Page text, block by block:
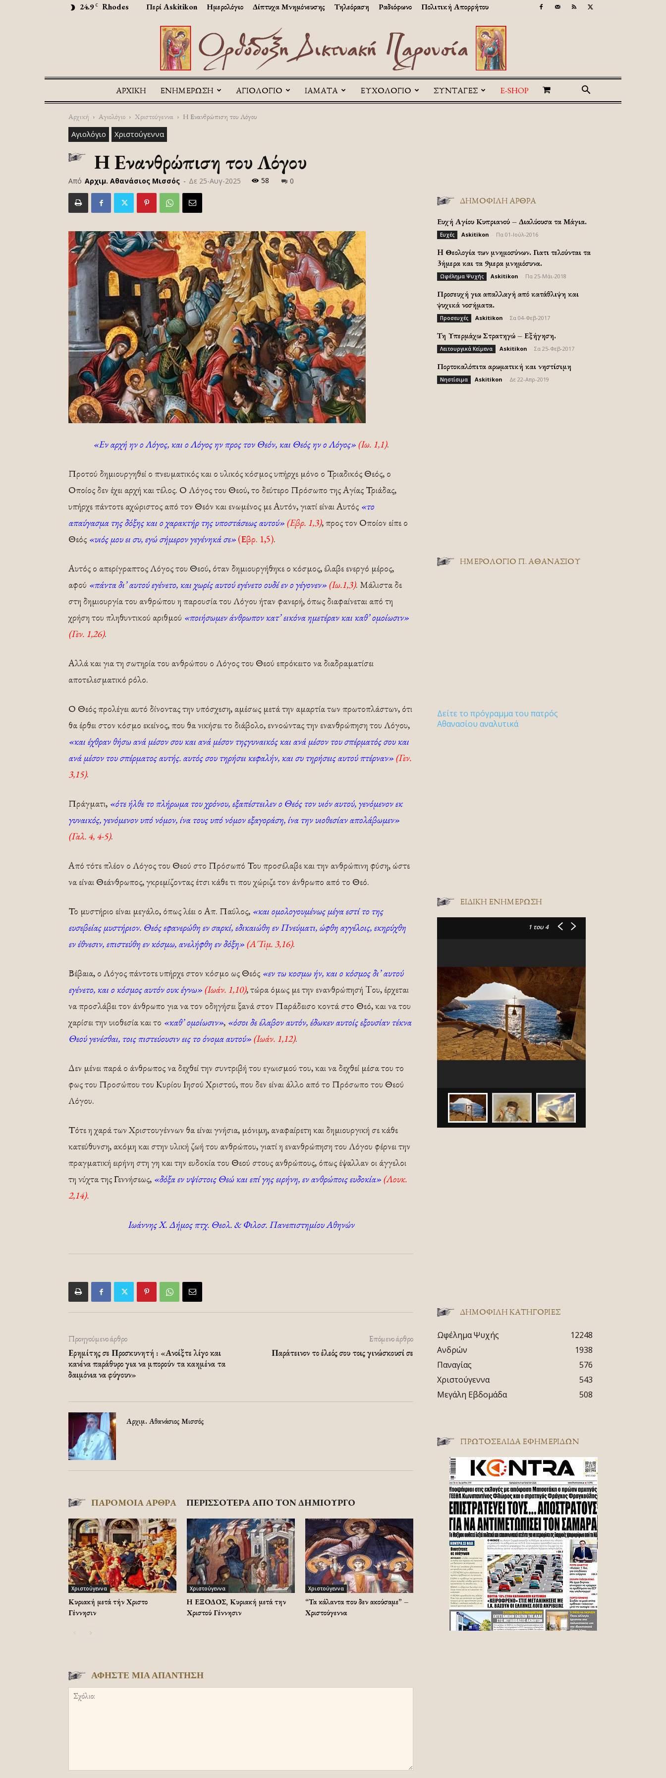
24.9 C Rhodes Περί Askitikon Ημερολόγιο Δίπτυχα Μνημόνευσης Τηλεόραση Ραδιόφωνο Πολιτική Απορρήτου
Askitikon
ΑΡΧΙΚΉ ΕΝΗΜΕΡΩΣΗ ΑΓΙΟΛΟΓΙΟ ΙΑΜΑΤΑ ΕΥΧΟΛΟΓΙΟ ΣΥΝΤΑΓΕΣ E-SHOP
Αρχική Αγιολόγιο Χριστούγεννα Η Ενανθρώπιση του Λόγου
Αγιολόγιο Χριστούγεννα
Η Ενανθρώπιση του Λόγου
Από Αρχιμ. Αθανάσιος Μισσός - Δε 25-Αυγ-2025 58 0
«Εν αρχή ην ο Λόγος, και ο Λόγος ην προς τον Θεόν, και Θεός ην ο Λόγος» (Ιω. 1,1).
Προτού δημιουργηθεί ο πνευματικός και ο υλικός κόσμος υπήρχε μόνο ο Τριαδικός Θεός, ο
Οποίος δεν έχει αρχή και τέλος. Ο Λόγος του Θεού, το δεύτερο Πρόσωπο της Αγίας Τριάδας,
υπήρχε πάντοτε αχώριστος από τον Θεόν και ενωμένος με Αυτόν, γιατί είναι Αυτός «το
απαύγασμα της δόξης και ο χαρακτήρ της υποστάσεως αυτού» (Εβρ. 1,3), προς τον Οποίον είπε ο
Θεός «υιός μου ει συ, εγώ σήμερον γεγένηκά σε» (Εβρ. 1,5).
Αυτός ο απερίγραπτος Λόγος του Θεού, όταν δημιουργήθηκε ο κόσμος, έλαβε ενεργό μέρος,
αφού «πάντα δι’ αυτού εγένετο, και χωρίς αυτού εγένετο ουδέ εν ο γέγονεν» (Ιω.1,3). Μάλιστα δε
στη δημιουργία του ανθρώπου η παρουσία του Λόγου ήταν φανερή, όπως διαφαίνεται από τη
χρήση του πληθυντικού αριθμού «ποιήσωμεν άνθρωπον κατ’ εικόνα ημετέραν και καθ’ ομοίωσιν»
(Γεν. 1,26).
Αλλά και για τη σωτηρία του ανθρώπου ο Λόγος του Θεού επρόκειτο να διαδραματίσει
αποτελεσματικό ρόλο.
Ο Θεός προλέγει αυτό δίνοντας την υπόσχεση, αμέσως μετά την αμαρτία των πρωτοπλάστων, ότι
θα έρθει στον κόσμο εκείνος, που θα νικήσει το διάβολο, εννοώντας την ενανθρώπηση του Λόγου,
«και έχθραν θήσω ανά μέσον σου και ανά μέσον τηςγυναικός και ανά μέσον του σπέρματός σου και
ανά μέσον του σπέρματος αυτής. αυτός σου τηρήσει κεφαλήν, και συ τηρήσεις αυτού πτέρναν» (Γεν.
3,15).
Πράγματι, «ότε ήλθε το πλήρωμα του χρόνου, εξαπέστειλεν ο Θεός τον υιόν αυτού, γενόμενον εκ
γυναικός, γενόμενον υπό νόμον, ίνα τους υπό νόμον εξαγοράση, ίνα την υιοθεσίαν απολάβωμεν»
(Γαλ. 4, 4-5).
Από τότε πλέον ο Λόγος του Θεού στο Πρόσωπό Του προσέλαβε και την ανθρώπινη φύση, ώστε
να είναι Θεάνθρωπος, γκρεμίζοντας έτσι κάθε τι που χώριζε τον άνθρωπο από το Θεό.
Το μυστήριο είναι μεγάλο, όπως λέει ο Απ. Παύλος, «και ομολογουμένως μέγα εστί το της
ευσεβείας μυστήριον. Θεός εφανερώθη εν σαρκί, εδικαιώθη εν Πνεύματι, ώφθη αγγέλοις, εκηρύχθη
εν έθνεσιν, επιστεύθη εν κόσμω, ανελήφθη εν δόξη» (Α΄Τιμ. 3,16).
Βέβαια, ο Λόγος πάντοτε υπήρχε στον κόσμο ως Θεός «εν τω κοσμω ήν, και ο κόσμος δι’ αυτού
εγένετο, και ο κόσμος αυτόν ουκ έγνω» (Ιωάν. 1,10), τώρα όμως με την ενανθρώπησή Tου, έρχεται
να προσλάβει τον άνθρωπο για να τον οδηγήσει ξανά στον Παράδεισο κοντά στο Θεό, και να του
χαρίσει την υιοθεσία και το «καθ’ ομοίωσιν», «όσοι δε έλαβον αυτόν, έδωκεν αυτοίς εξουσίαν τέκνα
Θεού γενέσθαι, τοις πιστεύουσιν εις το όνομα αυτού» (Ιωάν. 1,12).
Δεν μένει παρά ο άνθρωπος να δεχθεί την συντριβή του εγωισμού του, και να δεχθεί μέσα του το
φως του Προσώπου του Κυρίου Ιησού Χριστού, που δεν είναι άλλο από το Πρόσωπο του Θεού
Λόγου.
Τότε η χαρά των Χριστουγέννων θα είναι γνήσια, μόνιμη, αναφαίρετη και δημιουργική σε κάθε
κατεύθυνση, ακόμη και στην υλική ζωή του ανθρώπου, γιατί η ενανθρώπηση του Λόγου φέρνει την
πραγματική ειρήνη στη γη και την ευδοκία του Θεού στους ανθρώπους, όπως έψαλλαν οι άγγελοι
τη νύχτα της Γεννήσεως, «δόξα εν υψίστοις Θεώ και επί γης ειρήνη, εν ανθρώποις ευδοκία» (Λουκ.
2,14).
Ιωάννης Χ. Δήμος πτχ. Θεολ. & Φιλοσ. Πανεπιστημίου Αθηνών
Προηγούμενο άρθρο
Ερημίτης σε Προσκυνητή : «Ανοίξτε λίγο και
κανένα παράθυρο για να μπορούν τα καημένα τα
δαιμόνια να φύγουν»
Επόμενο άρθρο
Παράτεινον το έλεός σου τοις γινώσκουσί σε
Αρχιμ. Αθανάσιος Μισσός
ΠΑΡΟΜΟΙΑ ΑΡΘΡΑ ΠΕΡΙΣΣΟΤΕΡΑ ΑΠΟ ΤΟΝ ΔΗΜΙΟΥΡΓΟ
Χριστούγεννα
Κυριακή μετά τήν Χριστοῦ
Γέννησιν
Χριστούγεννα
Η ΕΞΟΔΟΣ, Κυριακή μετά την
Χριστού Γέννησιν
Χριστούγεννα
“Τα κάλαντα που δεν ακούσαμε” –
Χριστούγεννα
ΑΦΗΣΤΕ ΜΙΑ ΑΠΑΝΤΗΣΗ
ΔΗΜΟΦΙΛΗ ΑΡΘΡΑ
Ευχή Αγίου Κυπριανού – Διαλύουσα τα Μάγια.
Ευχές Askitikon Πα 01-Ιούλ-2016
H Θεολογία των μνημοσύνων. Γιατι τελούνται τα
3ήμερα και τα 9μερα μνημόσυνα.
Ωφέλημα Ψυχής Askitikon Πα 25-Μάι-2018
Προσευχή για απαλλαγή από κατάθλιψη και
ψυχικά νοσήματα.
Προσευχές Askitikon Σα 04-Φεβ-2017
Τη Υπερμάχω Στρατηγώ – Εξήγηση.
Λειτουργικά Κείμενα Askitikon Σα 25-Φεβ-2017
Πορτοκαλόπιτα αρωματική και νηστίσιμη
Νηστίσιμα Askitikon Δε 22-Απρ-2019
ΗΜΕΡΟΛΟΓΙΟ Π. ΑΘΑΝΑΣΙΟΥ
Δείτε το πρόγραμμα του πατρός
Αθανασίου αναλυτικά
ΕΙΔΙΚΉ ΕΝΗΜΈΡΩΣΗ
1 του 4
ΔΗΜΟΦΙΛΗ ΚΑΤΗΓΟΡΙΕΣ
Ωφέλημα Ψυχής
12248
Ανδρών
1938
Παναγίας
576
Χριστούγεννα
543
Μεγάλη Εβδομάδα
508
ΠΡΩΤΟΣΈΛΙΔΑ ΕΦΗΜΕΡΊΔΩΝ